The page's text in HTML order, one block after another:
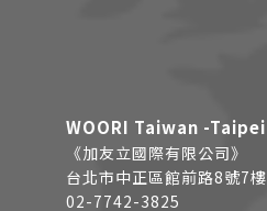
WOORI Taiwan -Taipei
《加友立國際有限公司》
台北市中正區館前路8號7樓
02-7742-3825